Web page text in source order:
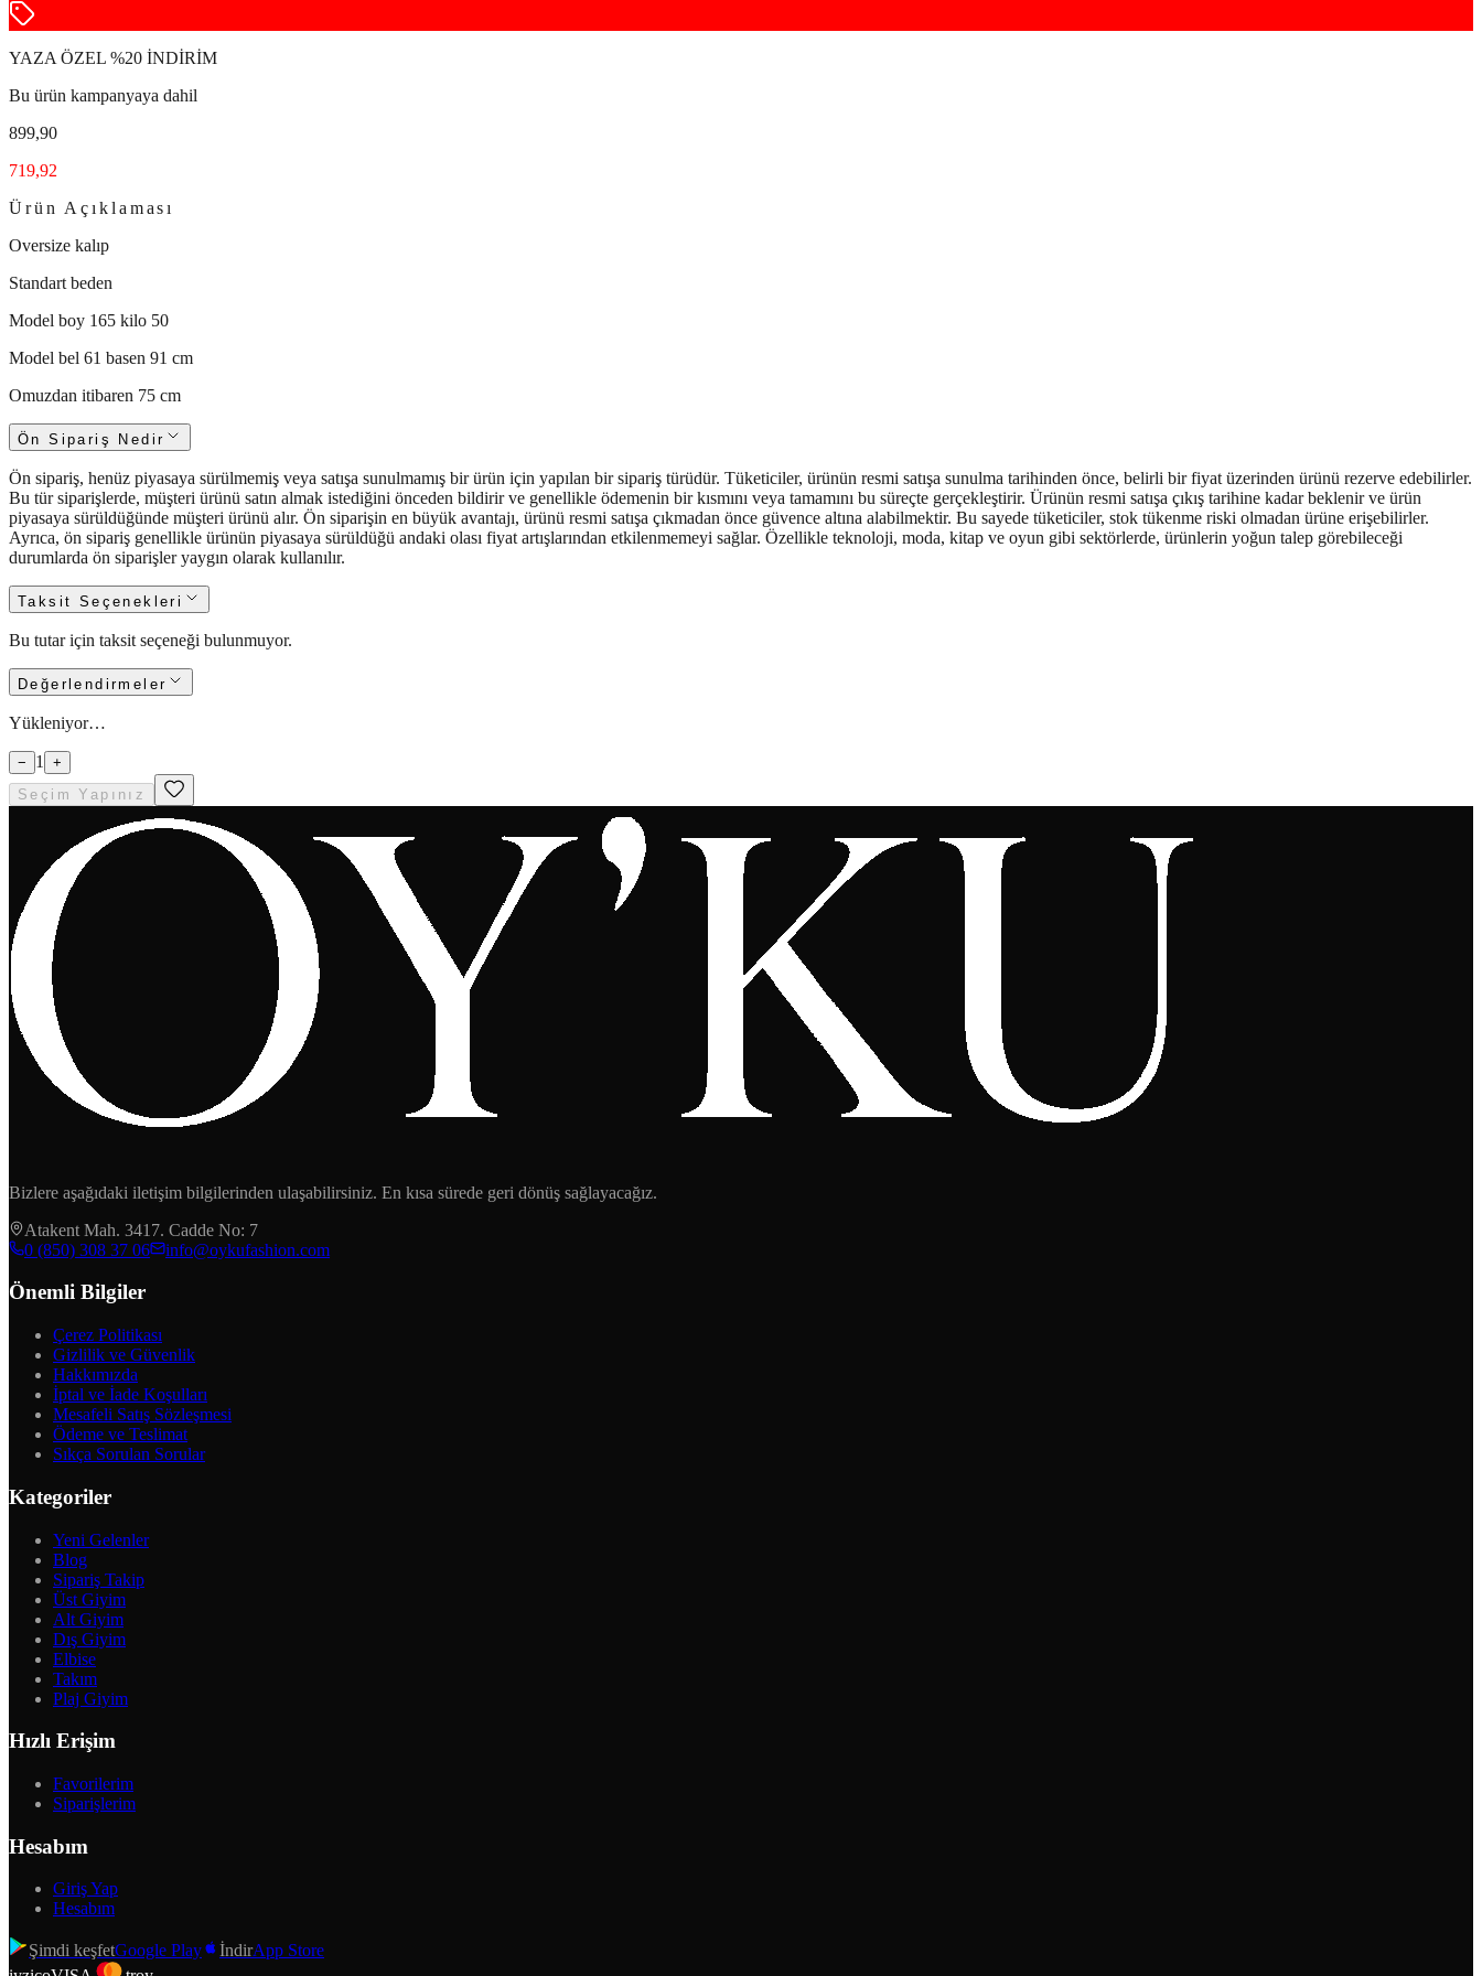
YAZA ÖZEL %20 İNDİRİM
Bu ürün kampanyaya dahil
899,90
719,92
Ürün Açıklaması
Oversize kalıp
Standart beden
Model boy 165 kilo 50
Model bel 61 basen 91 cm
Omuzdan itibaren 75 cm
Ön Sipariş Nedir
Ön sipariş, henüz piyasaya sürülmemiş veya satışa sunulmamış bir ürün için yapılan bir sipariş türüdür. Tüketiciler, ürünün resmi satışa sunulma tarihinden önce, belirli bir fiyat üzerinden ürünü rezerve edebilirler.
Bu tür siparişlerde, müşteri ürünü satın almak istediğini önceden bildirir ve genellikle ödemenin bir kısmını veya tamamını bu süreçte gerçekleştirir. Ürünün resmi satışa çıkış tarihine kadar beklenir ve ürün
piyasaya sürüldüğünde müşteri ürünü alır. Ön siparişin en büyük avantajı, ürünü resmi satışa çıkmadan önce güvence altına alabilmektir. Bu sayede tüketiciler, stok tükenme riski olmadan ürüne erişebilirler.
Ayrıca, ön sipariş genellikle ürünün piyasaya sürüldüğü andaki olası fiyat artışlarından etkilenmemeyi sağlar. Özellikle teknoloji, moda, kitap ve oyun gibi sektörlerde, ürünlerin yoğun talep görebileceği
durumlarda ön siparişler yaygın olarak kullanılır.
Taksit Seçenekleri
Bu tutar için taksit seçeneği bulunmuyor.
Değerlendirmeler
Yükleniyor…
− 1
+
Seçim Yapınız
Bizlere aşağıdaki iletişim bilgilerinden ulaşabilirsiniz. En kısa sürede geri dönüş sağlayacağız.
Atakent Mah. 3417. Cadde No: 7
‪0 (850) 308 37 06‬
info@oykufashion.com
Önemli Bilgiler
Çerez Politikası
Gizlilik ve Güvenlik
Hakkımızda
İptal ve İade Koşulları
Mesafeli Satış Sözleşmesi
Ödeme ve Teslimat
Sıkça Sorulan Sorular
Kategoriler
Yeni Gelenler
Blog
Sipariş Takip
Üst Giyim
Alt Giyim
Dış Giyim
Elbise
Takım
Plaj Giyim
Hızlı Erişim
Favorilerim
Siparişlerim
Hesabım
Giriş Yap
Hesabım
Şimdi keşfetGoogle Play İndirApp Store